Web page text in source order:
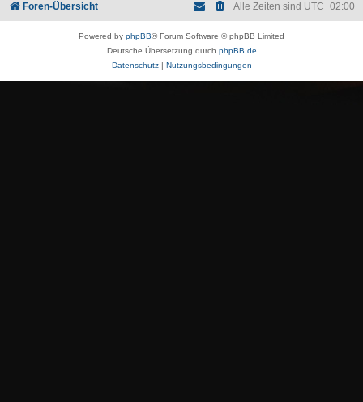
Foren-Übersicht Alle Zeiten sind UTC+02:00
Powered by phpBB® Forum Software © phpBB Limited
Deutsche Übersetzung durch phpBB.de
Datenschutz| Nutzungsbedingungen